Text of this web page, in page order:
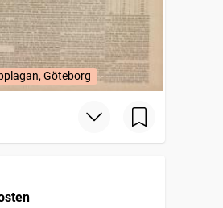
Göteborg